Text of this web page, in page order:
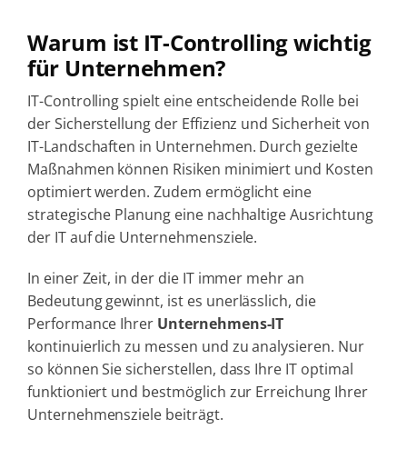
Warum ist IT-Controlling wichtig
für Unternehmen?
IT-Controlling spielt eine entscheidende Rolle bei
der Sicherstellung der Effizienz und Sicherheit von
IT-Landschaften in Unternehmen. Durch gezielte
Maßnahmen können Risiken minimiert und Kosten
optimiert werden. Zudem ermöglicht eine
strategische Planung eine nachhaltige Ausrichtung
der IT auf die Unternehmensziele.
In einer Zeit, in der die IT immer mehr an
Bedeutung gewinnt, ist es unerlässlich, die
Performance Ihrer Unternehmens-IT
kontinuierlich zu messen und zu analysieren. Nur
so können Sie sicherstellen, dass Ihre IT optimal
funktioniert und bestmöglich zur Erreichung Ihrer
Unternehmensziele beiträgt.